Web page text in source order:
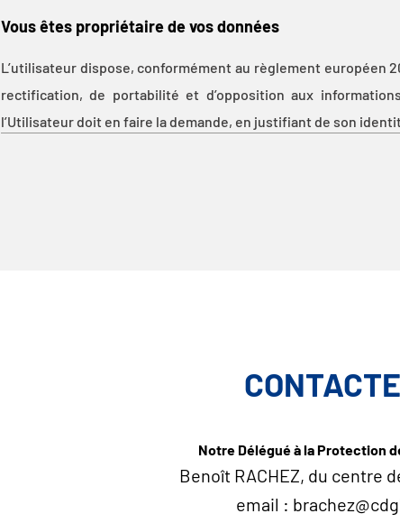
Vous êtes propriétaire de vos données
L’utilisateur dispose, conformément au règlement européen
rectification, de portabilité et d’opposition aux
l’Utilisateur doit en faire la demande, en justifiant de son
Notre Délégué à la Protection
Benoît RACHEZ, du centre
email :